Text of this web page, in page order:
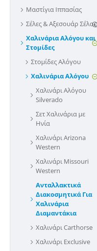
Μαστίγια Ιππασίας
Σέλες & Αξεσουάρ Σέλας
Χαλινάρια Αλόγου και
Στομίδες
Στομίδες Αλόγου
Χαλινάρια Αλόγου
Χαλινάρι Αλόγου
Silverado
Σετ Χαλινάρια με
Ηνία
Χαλινάρι Arizona
Western
Χαλινάρι Missouri
Western
Ανταλλακτικά
Διακοσμητικά Για
Χαλινάρια
Διαμαντάκια
Χαλινάρι Carthorse
Χαλινάρι Exclusive